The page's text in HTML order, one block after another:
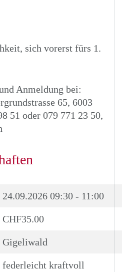
sich vorerst fürs 1.
Anmeldung bei:
65, 6003
51 oder 079 771 23 50,
24.09.2026 09:30 - 11:00
CHF35.00
Gigeliwald
federleicht kraftvoll